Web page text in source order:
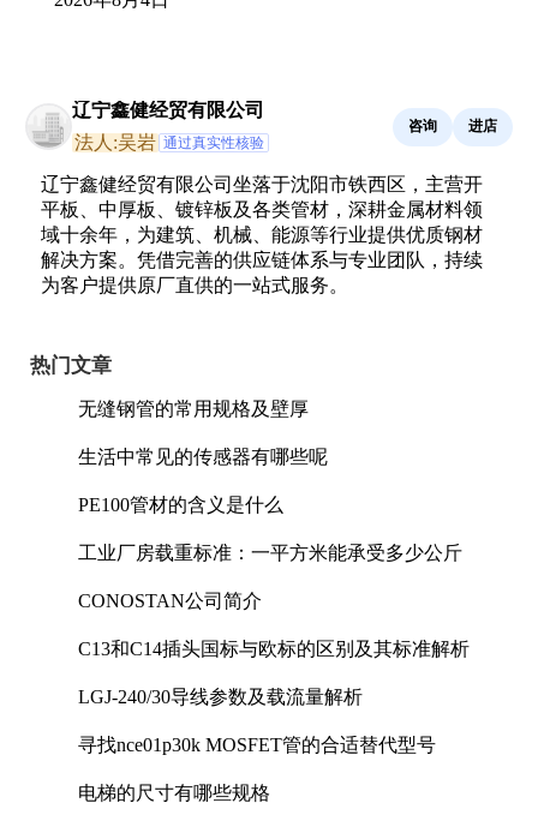
辽宁鑫健经贸有限公司
法人:吴岩 通过真实性核验
咨询 进店
辽宁鑫健经贸有限公司坐落于沈阳市铁西区，主营开
平板、中厚板、镀锌板及各类管材，深耕金属材料领
域十余年，为建筑、机械、能源等行业提供优质钢材
解决方案。凭借完善的供应链体系与专业团队，持续
为客户提供原厂直供的一站式服务。
热门文章
无缝钢管的常用规格及壁厚
生活中常见的传感器有哪些呢
PE100管材的含义是什么
工业厂房载重标准：一平方米能承受多少公斤
CONOSTAN公司简介
C13和C14插头国标与欧标的区别及其标准解析
LGJ-240/30导线参数及载流量解析
寻找nce01p30k MOSFET管的合适替代型号
电梯的尺寸有哪些规格